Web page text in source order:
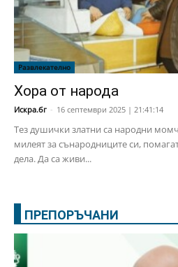
Развлекателно
Хора от народа
Искра.бг - 16 септември 2025 | 21:41:14
Тез душички златни са народни
милеят за сънародниците си,
дела. Да са живи...
ПРЕПОРЪЧАНИ